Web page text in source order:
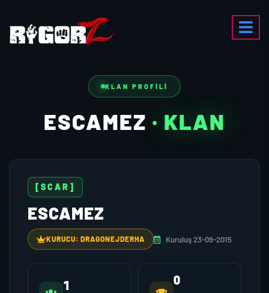
KLAN PROFILI
ESCAMEZ · KLAN
[SCAR]
ESCAMEZ
KURUCU: DRAGONEJDERHA Kuruluş 23-09-2015
1 0